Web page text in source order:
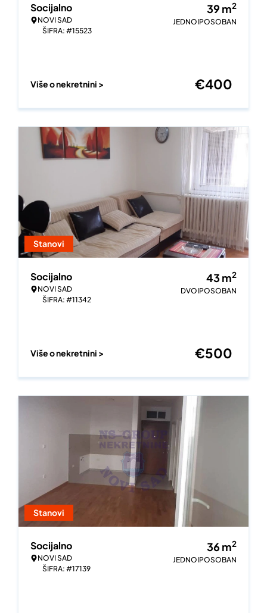
Socijalno
NOVI SAD
ŠIFRA: #15523
39 m2
JEDNOIPOSOBAN
Više o nekretnini > €400
Stanovi
Socijalno
NOVI SAD
ŠIFRA: #11342
43 m2
DVOIPOSOBAN
Više o nekretnini > €500
Stanovi
Socijalno
NOVI SAD
ŠIFRA: #17139
36 m2
JEDNOIPOSOBAN